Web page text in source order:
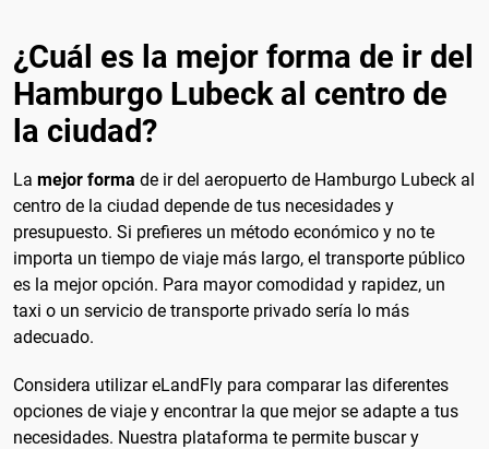
¿Cuál es la mejor forma de ir del
Hamburgo Lubeck al centro de
la ciudad?
La mejor forma de ir del aeropuerto de Hamburgo Lubeck al
centro de la ciudad depende de tus necesidades y
presupuesto. Si prefieres un método económico y no te
importa un tiempo de viaje más largo, el transporte público
es la mejor opción. Para mayor comodidad y rapidez, un
taxi o un servicio de transporte privado sería lo más
adecuado.
Considera utilizar eLandFly para comparar las diferentes
opciones de viaje y encontrar la que mejor se adapte a tus
necesidades. Nuestra plataforma te permite buscar y